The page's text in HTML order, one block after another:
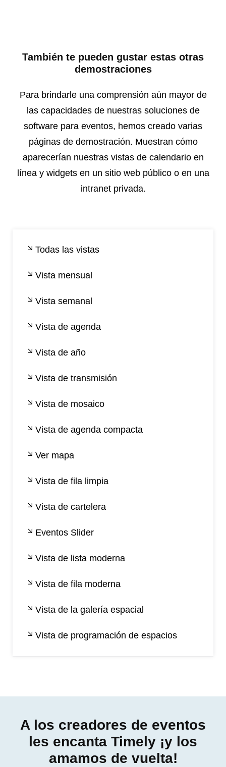
También te pueden gustar estas otras
demostraciones
Para brindarle una comprensión aún mayor de
las capacidades de nuestras soluciones de
software para eventos, hemos creado varias
páginas de demostración. Muestran cómo
aparecerían nuestras vistas de calendario en
línea y widgets en un sitio web público o en una
intranet privada.
Todas las vistas
Vista mensual
Vista semanal
Vista de agenda
Vista de año
Vista de transmisión
Vista de mosaico
Vista de agenda compacta
Ver mapa
Vista de fila limpia
Vista de cartelera
Eventos Slider
Vista de lista moderna
Vista de fila moderna
Vista de la galería espacial
Vista de programación de espacios
A los creadores de eventos
les encanta Timely ¡y los
amamos de vuelta!